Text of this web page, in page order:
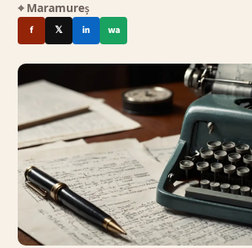
⌖ Maramureș
f 𝕏 in wa